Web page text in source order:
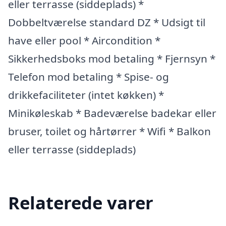
eller terrasse (siddeplads) *
Dobbeltværelse standard DZ * Udsigt til
have eller pool * Aircondition *
Sikkerhedsboks mod betaling * Fjernsyn *
Telefon mod betaling * Spise- og
drikkefaciliteter (intet køkken) *
Minikøleskab * Badeværelse badekar eller
bruser, toilet og hårtørrer * Wifi * Balkon
eller terrasse (siddeplads)
Relaterede varer